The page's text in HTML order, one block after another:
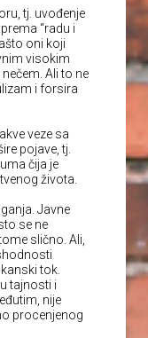
tj. uvođenje
“radu i
oni koji
visokim
Ali to ne
i forsira
veze sa
pojave, tj.
čija je
života.
Javne
se ne
slično. Ali,
tok.
tajnosti i
nije
procenjenog